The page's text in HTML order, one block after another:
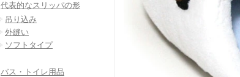
代表的なスリッパの形
吊り込み
外縫い
ソフトタイプ
バス・トイレ用品